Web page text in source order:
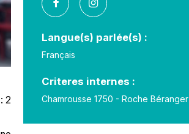
Langue(s) parlée(s) :
Français
Criteres internes :
Chamrousse 1750 - Roche Béranger
2